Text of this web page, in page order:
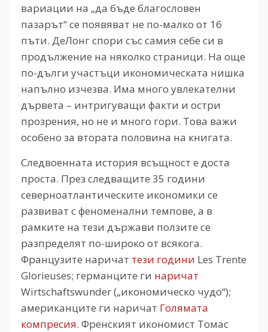
вариации на „да бъде благословен
пазарът“ се появяват не по-малко от 16
пъти. ДеЛонг спори със самия себе си в
продължение на няколко страници. На още
по-дълги участъци икономическата нишка
напълно изчезва. Има много увлекателни
дървета – интригуващи факти и остри
прозрения, но не и много гори. Това важи
особено за втората половина на книгата.
Следвоенната история всъщност е доста
проста. През следващите 35 години
северноатлантическите икономики се
развиват с феноменални темпове, а в
рамките на тези държави ползите се
разпределят по-широко от всякога.
Французите наричат тези години Les Trente
Glorieuses; германците ги наричат
Wirtschaftswunder („икономическо чудо“);
американците ги наричат Голямата
компресия. Френският икономист Томас